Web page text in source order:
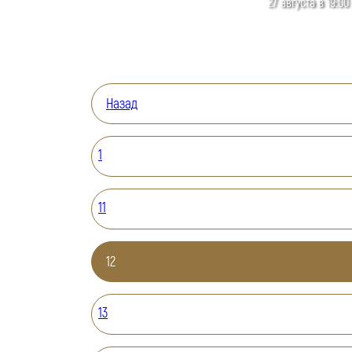
Назад
1
11
12
13